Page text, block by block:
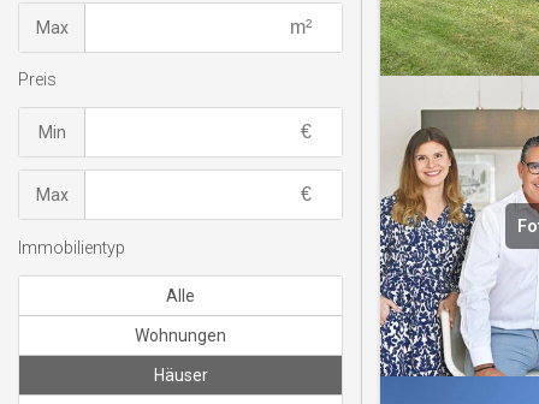
Max
Preis
Min
Max
Immobilientyp
Alle
Wohnungen
Häuser